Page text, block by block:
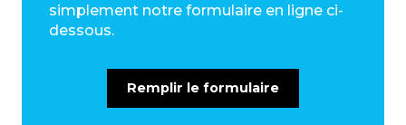
simplement notre formulaire en ligne ci-
dessous.
Remplir le formulaire